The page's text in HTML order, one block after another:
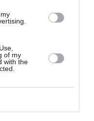
of my
with the
νέα για